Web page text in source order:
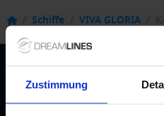
Zustimmung
/ Schiffe / VIVA GLORIA /
Bis zu 200 € Bordguthaben
Best-Preis-Garantie